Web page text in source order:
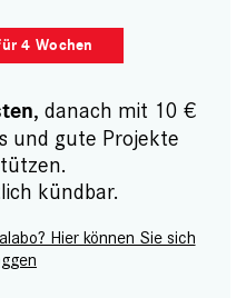
4 Wochen
, danach mit 10 €
und gute Projekte
kündbar.
Hier können Sie sich